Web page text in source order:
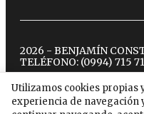
Utilizamos cookies propias
experiencia de navegación
2026 - BENJAMÍN
TELÉFONO: (0994) 715
twitterinstagram